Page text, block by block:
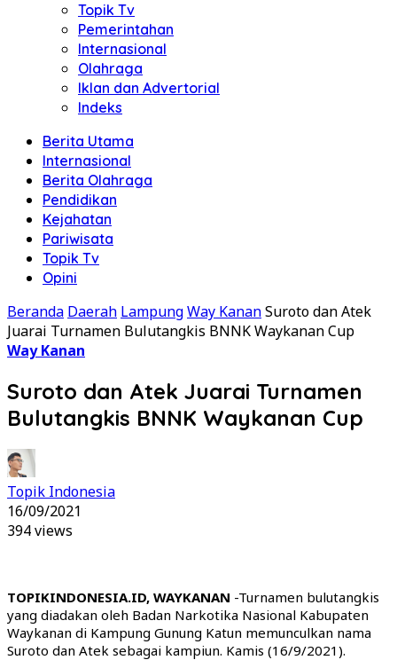
Topik Tv
Pemerintahan
Internasional
Olahraga
Iklan dan Advertorial
Indeks
Berita Utama
Internasional
Berita Olahraga
Pendidikan
Kejahatan
Pariwisata
Topik Tv
Opini
Beranda Daerah LampungWay KananSuroto dan Atek
Juarai Turnamen Bulutangkis BNNK Waykanan Cup
Way Kanan
Suroto dan Atek Juarai Turnamen
Bulutangkis BNNK Waykanan Cup
Topik Indonesia
16/09/2021
394 views
TOPIKINDONESIA.ID, WAYKANAN -Turnamen bulutangkis
yang diadakan oleh Badan Narkotika Nasional Kabupaten
Waykanan di Kampung Gunung Katun memunculkan nama
Suroto dan Atek sebagai kampiun. Kamis (16/9/2021).